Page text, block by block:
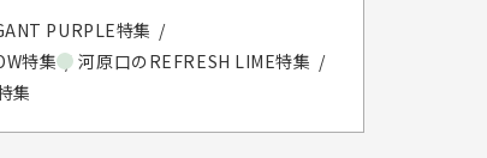
PURPLE特集
特集
河原口のREFRESH LIME特集
集